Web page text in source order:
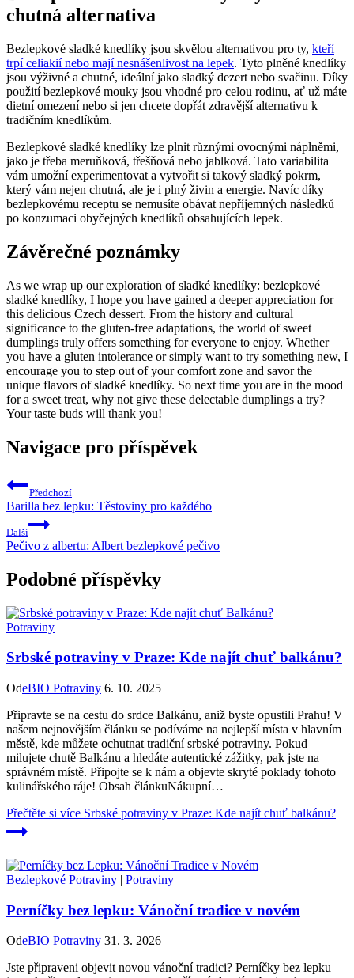
chutná alternativa
Bezlepkové sladké knedlíky jsou skvělou alternativou pro ty, kteří
trpí celiakií nebo mají nesnášenlivost na lepek. Tyto plněné knedlíky
jsou výživné a chutné, ideální jako sladký dezert nebo svačinu. Díky
použití bezlepkové mouky jsou vhodné pro celou rodinu, ať už máte
dietní omezení nebo si jen chcete dopřát zdravější alternativu k
tradičním knedlíkům.
Bezlepkové sladké knedlíky lze plnit různými ovocnými náplněmi,
jako je třeba meruňková, třešňová nebo jablková. Tato variabilita
vám umožní experimentovat a vytvořit si takový sladký pokrm,
který vám nejen chutná, ale je i plný živin a energie. Navíc díky
bezlepkovému receptu se nemusíte obávat nepříjemných následků
po konzumaci obyčejných knedlíků obsahujících lepek.
Závěrečné poznámky
As we wrap up our exploration of sladké knedlíky: bezlepkové
sladké knedlíky, I hope you have gained a deeper appreciation for
this delicious Czech dessert. From the history and cultural
significance to the gluten-free adaptations, the world of sweet
dumplings truly offers something for everyone to enjoy. Whether
you have a gluten intolerance or simply want to try something new, I
encourage you to step out of your comfort zone and savor the
unique flavors of sladké knedlíky. So next time you are in the mood
for a sweet treat, why not give these delectable dumplings a try?
Your taste buds will thank you!
Navigace pro příspěvek
Předchozí
Barilla bez lepku: Těstoviny pro každého
Další
Pečivo z albertu: Albert bezlepkové pečivo
Podobné příspěvky
Potraviny
Srbské potraviny v Praze: Kde najít chuť balkánu?
OdeBIO Potraviny 6. 10. 2025
Připravte se na cestu do srdce Balkánu, aniž byste opustili Prahu! V
našem nejnovějším článku se podíváme na nejlepší místa v hlavním
městě, kde můžete ochutnat tradiční srbské potraviny. Pokud
milujete chutě Balkánu a hledáte autentické zážitky, pak jste na
správném místě. Připojte se k nám a objevte skryté poklady tohoto
kulinářského ráje! Obsah článkuNákupní…
Přečtěte si více Srbské potraviny v Praze: Kde najít chuť balkánu?
Bezlepkové Potraviny | Potraviny
Perníčky bez lepku: Vánoční tradice v novém
OdeBIO Potraviny 31. 3. 2026
Jste připraveni objevit novou vánoční tradici? Perníčky bez lepku